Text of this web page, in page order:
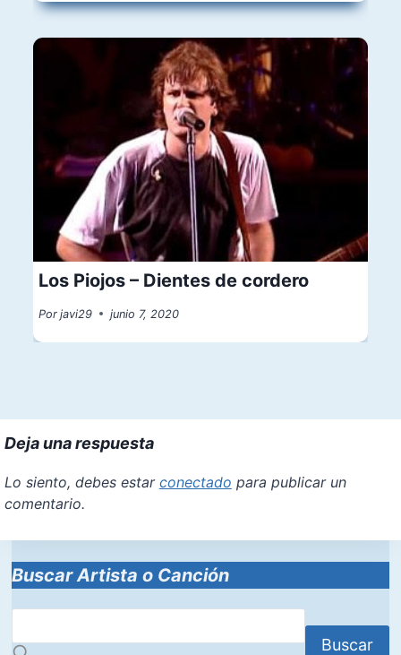
Los Piojos – Dientes de cordero
Por javi29 junio 7, 2020
Deja una respuesta
Lo siento, debes estar conectado para publicar un
comentario.
Buscar Artista o Canción
Buscar